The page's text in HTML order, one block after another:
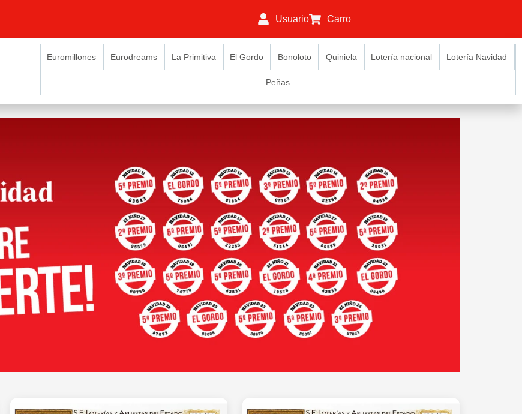
Usuario Carro
Euromillones Eurodreams La Primitiva El Gordo Bonoloto Quiniela Lotería nacional Lotería Navidad
Peñas